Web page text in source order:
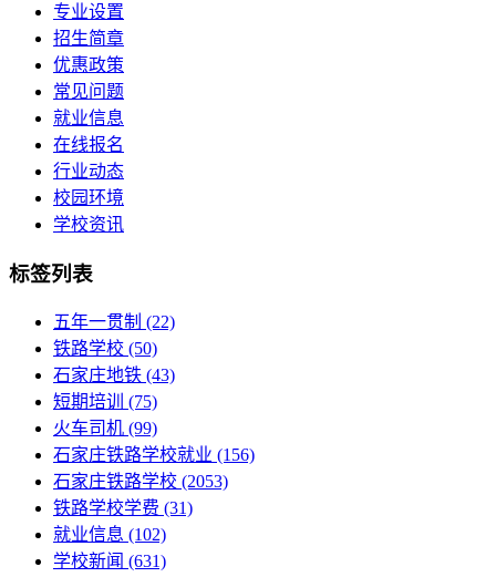
专业设置
招生简章
优惠政策
常见问题
就业信息
在线报名
行业动态
校园环境
学校资讯
标签列表
五年一贯制 (22)
铁路学校 (50)
石家庄地铁 (43)
短期培训
(75)
火车司机 (99)
石家庄铁路学校就业 (156)
石家庄铁路学校 (2053)
铁路学校学费 (31)
就业信息 (102)
学校新闻 (631)